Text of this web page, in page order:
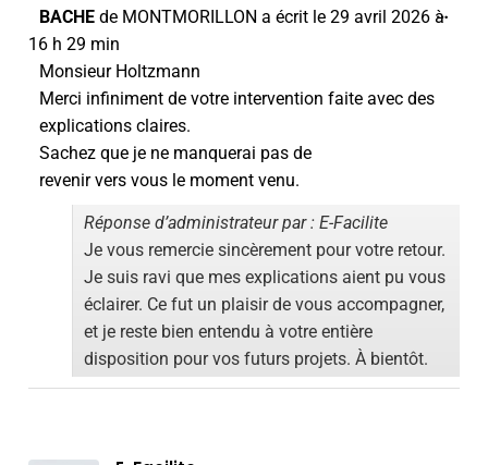
BACHE de MONTMORILLON a écrit le 29 avril 2026 à
16 h 29 min
Monsieur Holtzmann
Merci infiniment de votre intervention faite avec des
explications claires.
Sachez que je ne manquerai pas de
revenir vers vous le moment venu.
Réponse d’administrateur par : E-Facilite
Je vous remercie sincèrement pour votre retour.
Je suis ravi que mes explications aient pu vous
éclairer. Ce fut un plaisir de vous accompagner,
et je reste bien entendu à votre entière
disposition pour vos futurs projets. À bientôt.
…